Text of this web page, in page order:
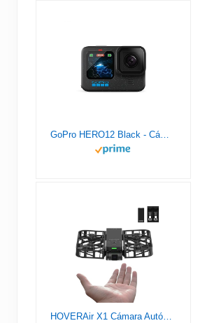
GoPro HERO12 Black - Cámara de acción a Prueba de Agua con Video 5.3K60 Ultra HD, Fotos de 27MP, HDR, Sensor de Imagen de 1/1.9", transmisión en Vivo, cámara Web, estabilización
HOVERAir X1 Cámara Autónoma Voladora, Dron de Bolsillo con Video HDR, Despegue de la Palma, Rutas de Vuelo Inteligentes, Modo Sígueme, Cámara de Acción con Control Manos Libres, Negro (Combo)